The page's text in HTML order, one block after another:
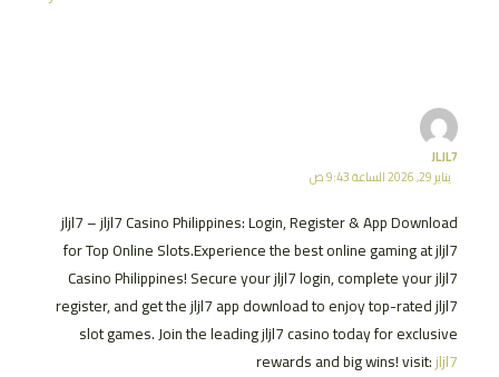
JLJL7
يناير 29, 2026 الساعة 9:43 ص
jljl7 – jljl7 Casino Philippines: Login, Register & App Download
for Top Online Slots.Experience the best online gaming at jljl7
Casino Philippines! Secure your jljl7 login, complete your jljl7
register, and get the jljl7 app download to enjoy top-rated jljl7
slot games. Join the leading jljl7 casino today for exclusive
rewards and big wins! visit:jljl7